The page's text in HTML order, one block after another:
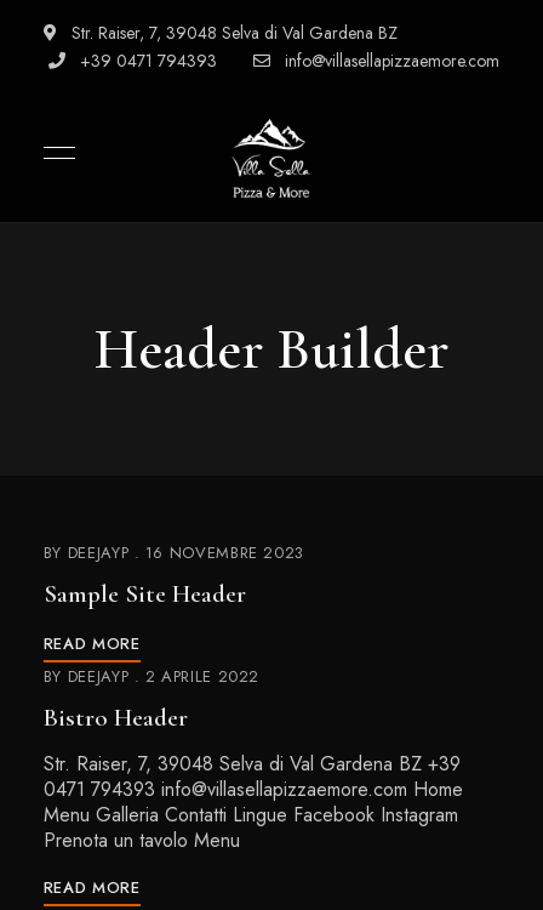
Str. Raiser, 7, 39048 Selva di Val Gardena BZ
+39 0471 794393
info@villasellapizzaemore.com
Header Builder
BY DEEJAYP 16 NOVEMBRE 2023
Sample Site Header
READ MORE
BY DEEJAYP 2 APRILE 2022
Bistro Header
Str. Raiser, 7, 39048 Selva di Val Gardena BZ +39
0471 794393 info@villasellapizzaemore.com Home
Menu Galleria Contatti Lingue Facebook Instagram
Prenota un tavolo Menu
READ MORE